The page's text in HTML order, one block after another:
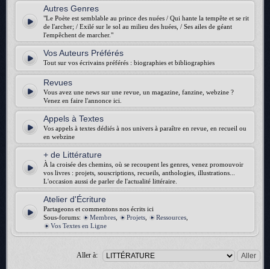
Autres Genres
"Le Poète est semblable au prince des nuées / Qui hante la tempête et se rit
de l'archer; / Exilé sur le sol au milieu des huées, / Ses ailes de géant
l'empêchent de marcher."
Vos Auteurs Préférés
Tout sur vos écrivains préférés : biographies et bibliographies
Revues
Vous avez une news sur une revue, un magazine, fanzine, webzine ?
Venez en faire l'annonce ici.
Appels à Textes
Vos appels à textes dédiés à nos univers à paraître en revue, en recueil ou
en webzine
+ de Littérature
À la croisée des chemins, où se recoupent les genres, venez promouvoir
vos livres : projets, souscriptions, recueils, anthologies, illustrations...
L'occasion aussi de parler de l'actualité littéraire.
Atelier d'Écriture
Partageons et commentons nos écrits ici
Sous-forums:
Membres Projets Ressources
Vos Textes en Ligne
Aller à: